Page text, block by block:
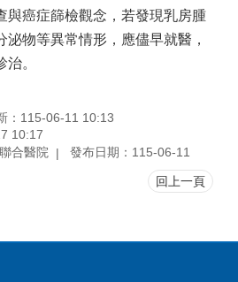
與癌症篩檢觀念，若發現乳房腫
物等異常情形，應儘早就醫，
。
：115-06-11 10:13
10:17
合醫院
發布日期：115-06-11
回上一頁